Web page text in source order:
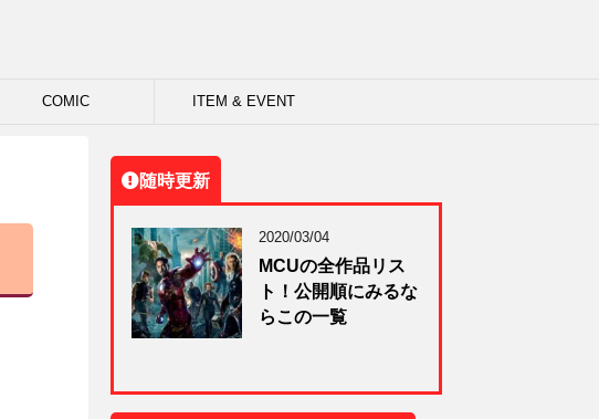
COMIC ITEM & EVENT
随時更新
2020/03/04
MCUの全作品リス
ト！公開順にみるな
らこの一覧